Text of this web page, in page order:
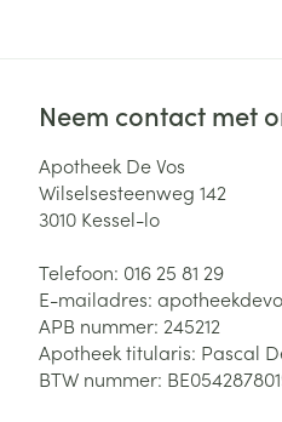
Neem contact met
Apotheek De Vos
Wilselsesteenweg 142
3010 Kessel-lo
Telefoon: 016 25 81 29
E-mailadres:
APB nummer: 245212
Apotheek titularis: Pascal
BTW nummer: